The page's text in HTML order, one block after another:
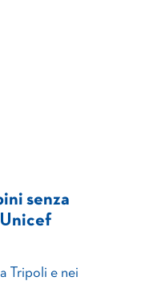
senza
Tripoli e nei